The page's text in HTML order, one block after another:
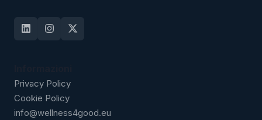
Privacy Policy
Cookie Policy
info@wellness4good.eu